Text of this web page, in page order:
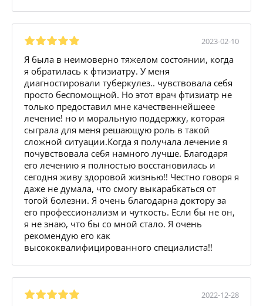
2023-02-10
Я была в неимоверно тяжелом состоянии, когда
я обратилась к фтизиатру. У меня
диагностировали туберкулез.. чувствовала себя
просто беспомощной. Но этот врач фтизиатр не
только предоставил мне качественнейшеее
лечение! но и моральную поддержку, которая
сыграла для меня решающую роль в такой
сложной ситуации.Когда я получала лечение я
почувствовала себя намного лучше. Благодаря
его лечению я полностью восстановилась и
сегодня живу здоровой жизнью!! Честно говоря я
даже не думала, что смогу выкарабкаться от
тогой болезни. Я очень благодарна доктору за
его профессионализм и чуткость. Если бы не он,
я не знаю, что бы со мной стало. Я очень
рекомендую его как
высококвалифицированного специалиста!!
2022-12-28